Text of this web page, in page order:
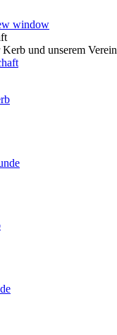
window
und unserem Verein